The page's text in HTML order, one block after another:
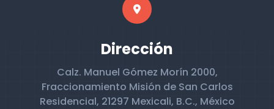
Dirección
Calz. Manuel Gómez Morín 2000,
Fraccionamiento Misión de San Carlos
Residencial, 21297 Mexicali, B.C., México